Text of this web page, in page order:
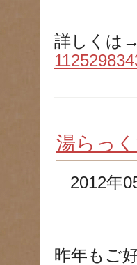
詳しくは→
湯らっ
2012年
昨年もご